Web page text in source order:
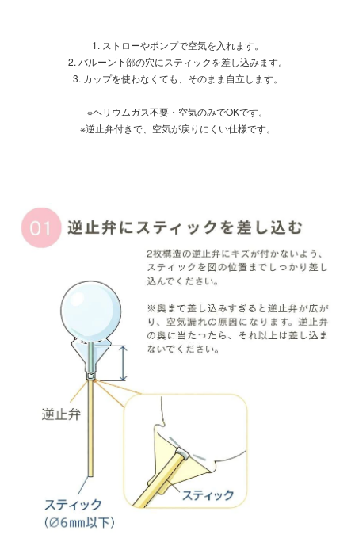
1. ストローやポンプで空気を入れます。
2. バルーン下部の穴にスティックを差し込みます。
3. カップを使わなくても、そのまま自立します。
※ヘリウムガス不要・空気のみでOKです。
※逆止弁付きで、空気が戻りにくい仕様です。